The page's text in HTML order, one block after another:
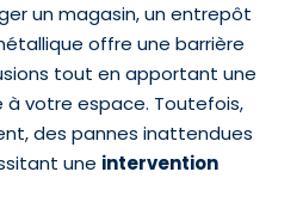
un magasin, un entrepôt
offre une barrière
tout en apportant une
votre espace. Toutefois,
des pannes inattendues
une intervention